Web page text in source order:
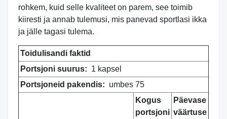
rohkem, kuid selle kvaliteet on parem, see toimib
kiiresti ja annab tulemusi, mis panevad sportlasi ikka
ja jälle tagasi tulema.
Toidulisandi faktid
Portsjoni suurus: 1 kapsel
Portsjoneid pakendis: umbes 75
Kogus
portsjoni
Päevase
väärtuse